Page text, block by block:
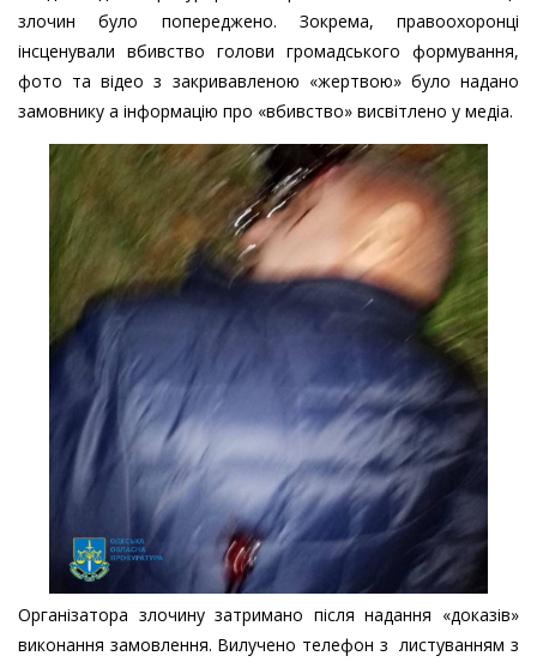
злочин було попереджено. Зокрема, правоохоронці
інсценували вбивство голови громадського формування,
фото та відео з закривавленою «жертвою» було надано
замовнику а інформацію про «вбивство» висвітлено у медіа.
Організатора злочину затримано після надання «доказів»
виконання замовлення. Вилучено телефон з листуванням з